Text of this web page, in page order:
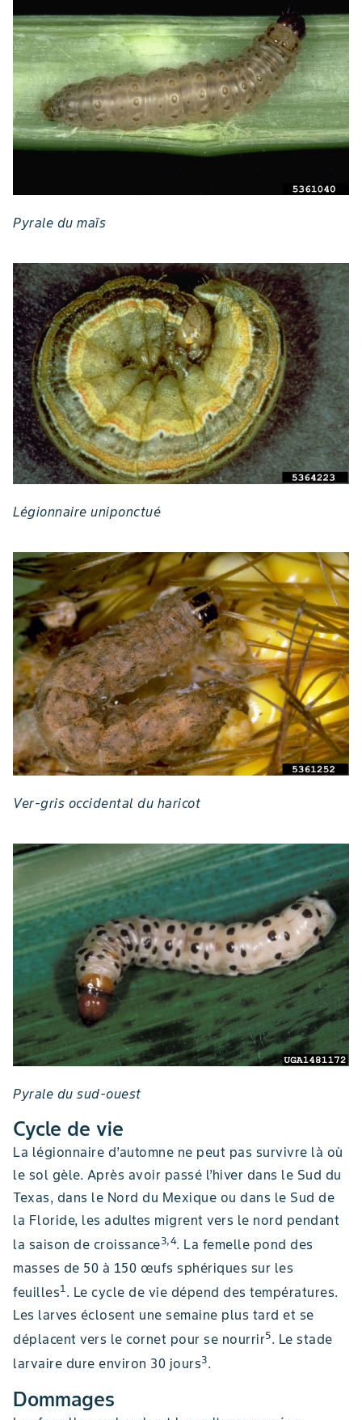
Pyrale du maïs
Légionnaire uniponctué
Ver-gris occidental du haricot
Pyrale du sud-ouest
Cycle de vie
La légionnaire d’automne ne peut pas survivre là où
le sol gèle. Après avoir passé l’hiver dans le Sud du
Texas, dans le Nord du Mexique ou dans le Sud de
la Floride, les adultes migrent vers le nord pendant
la saison de croissance3,4. La femelle pond des
masses de 50 à 150 œufs sphériques sur les
feuilles1. Le cycle de vie dépend des températures.
Les larves éclosent une semaine plus tard et se
déplacent vers le cornet pour se nourrir5. Le stade
larvaire dure environ 30 jours3.
Dommages